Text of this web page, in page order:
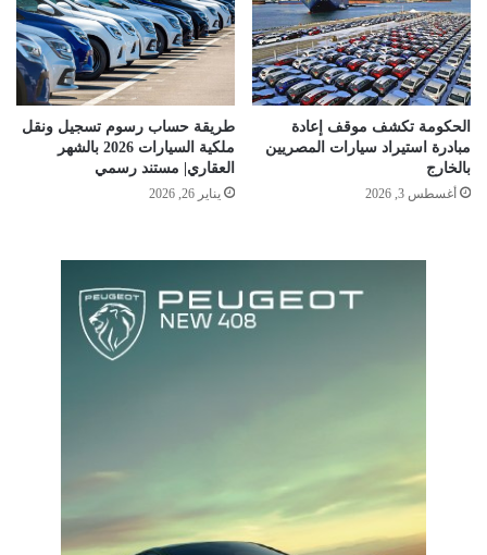
الحكومة تكشف موقف إعادة
مبادرة استيراد سيارات المصريين
بالخارج
أغسطس 3, 2026
طريقة حساب رسوم تسجيل ونقل
ملكية السيارات 2026 بالشهر
العقاري| مستند رسمي
يناير 26, 2026